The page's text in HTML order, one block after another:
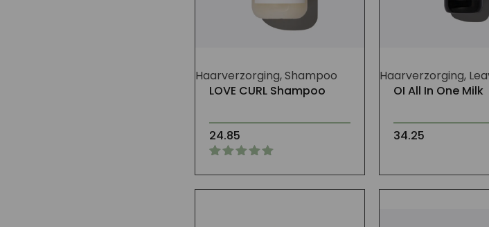
Haarverzorging, Shampoo
LOVE CURL Shampoo
24.85
5.00op 5
gebaseerd
Haarverzorging,
OI All In One Milk
34.25